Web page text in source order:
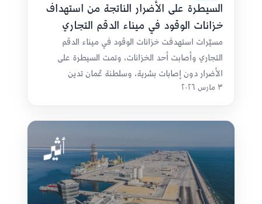
السيطرة على الأضرار الناتجة من استهداف
خزانات الوقود في ميناء الدقم التجاري
مسيّرات استهدفت خزانات الوقود في ميناء الدقم
التجاري وأصابت أحد الخزانات، وتمت السيطرة على
الأضرار دون إصابات بشرية، وسلطنة عُمان تدين
الاستهداف
٣ مارس ٢٠٢٦